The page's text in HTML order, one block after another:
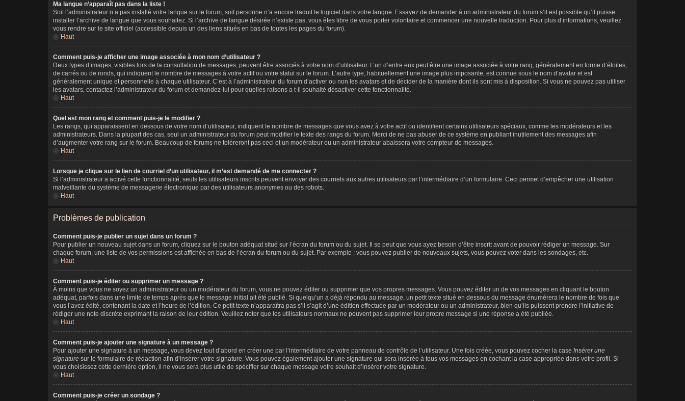
Ma langue n’apparaît pas dans la liste !
Soit l’administrateur n’a pas installé votre langue sur le forum, soit personne n’a encore traduit le logiciel dans votre langue. Essayez de demander à un administrateur du forum s’il est possible qu’il puisse
installer l’archive de langue que vous souhaitez. Si l’archive de langue désirée n’existe pas, vous êtes libre de vous porter volontaire et commencer une nouvelle traduction. Pour plus d’informations, veuillez
vous rendre sur le site officiel (accessible depuis un des liens situés en bas de toutes les pages du forum).
Haut
Comment puis-je afficher une image associée à mon nom d’utilisateur ?
Deux types d’images, visibles lors de la consultation de messages, peuvent être associés à votre nom d’utilisateur. L’un d’entre eux peut être une image associée à votre rang, généralement en forme d’étoiles,
de carrés ou de ronds, qui indiquent le nombre de messages à votre actif ou votre statut sur le forum. L’autre type, habituellement une image plus imposante, est connue sous le nom d’avatar et est
généralement unique et personnelle à chaque utilisateur. C’est à l’administrateur du forum d’activer ou non les avatars et de décider de la manière dont ils sont mis à disposition. Si vous ne pouvez pas utiliser
les avatars, contactez l’administrateur du forum et demandez-lui pour quelles raisons a t-il souhaité désactiver cette fonctionnalité.
Haut
Quel est mon rang et comment puis-je le modifier ?
Les rangs, qui apparaissent en dessous de votre nom d’utilisateur, indiquent le nombre de messages que vous avez à votre actif ou identifient certains utilisateurs spéciaux, comme les modérateurs et les
administrateurs. Dans la plupart des cas, seul un administrateur du forum peut modifier le texte des rangs du forum. Merci de ne pas abuser de ce système en publiant inutilement des messages afin
d’augmenter votre rang sur le forum. Beaucoup de forums ne toléreront pas ceci et un modérateur ou un administrateur abaissera votre compteur de messages.
Haut
Lorsque je clique sur le lien de courriel d’un utilisateur, il m’est demandé de me connecter ?
Si l’administrateur a activé cette fonctionnalité, seuls les utilisateurs inscrits peuvent envoyer des courriels aux autres utilisateurs par l’intermédiaire d’un formulaire. Ceci permet d’empêcher une utilisation
malveillante du système de messagerie électronique par des utilisateurs anonymes ou des robots.
Haut
Problèmes de publication
Comment puis-je publier un sujet dans un forum ?
Pour publier un nouveau sujet dans un forum, cliquez sur le bouton adéquat situé sur l’écran du forum ou du sujet. Il se peut que vous ayez besoin d’être inscrit avant de pouvoir rédiger un message. Sur
chaque forum, une liste de vos permissions est affichée en bas de l’écran du forum ou du sujet. Par exemple : vous pouvez publier de nouveaux sujets, vous pouvez voter dans les sondages, etc.
Haut
Comment puis-je éditer ou supprimer un message ?
À moins que vous ne soyez un administrateur ou un modérateur du forum, vous ne pouvez éditer ou supprimer que vos propres messages. Vous pouvez éditer un de vos messages en cliquant le bouton
adéquat, parfois dans une limite de temps après que le message initial ait été publié. Si quelqu’un a déjà répondu au message, un petit texte situé en dessous du message énumèrera le nombre de fois que
vous l’avez édité, contenant la date et l’heure de l’édition. Ce petit texte n’apparaîtra pas s’il s’agit d’une édition effectuée par un modérateur ou un administrateur, bien qu’ils puissent prendre l’initiative de
rédiger une note discrète exprimant la raison de leur édition. Veuillez noter que les utilisateurs normaux ne peuvent pas supprimer leur propre message si une réponse a été publiée.
Haut
Comment puis-je ajouter une signature à un message ?
Pour ajouter une signature à un message, vous devez tout d’abord en créer une par l’intermédiaire de votre panneau de contrôle de l’utilisateur. Une fois créée, vous pouvez cocher la caseInsérer une
signature sur le formulaire de rédaction afin d’insérer votre signature. Vous pouvez également ajouter une signature qui sera insérée à tous vos messages en cochant la case appropriée dans votre profil. Si
vous choisissez cette dernière option, il ne vous sera plus utile de spécifier sur chaque message votre souhait d’insérer votre signature.
Haut
Comment puis-je créer un sondage ?